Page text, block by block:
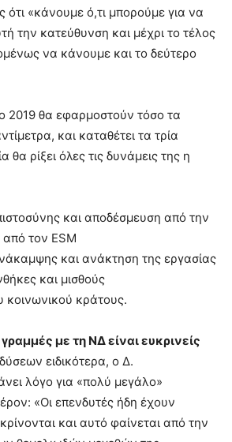
«κάνουμε ό,τι μπορούμε για να
την κατεύθυνση και μέχρι το τέλος
να κάνουμε και το δεύτερο
2019 θα εφαρμοστούν τόσο τα
και καταθέτει τα τρία
θα ρίξει όλες τις δυνάμεις της η
και αποδέσμευση από την
τον ΕSM
και ανάκτηση της εργασίας
και μισθούς
κοινωνικού κράτους.
με τη ΝΔ είναι ευκρινείς
ειδικότερα, ο Δ.
λόγο για «πολύ μεγάλο»
«Οι επενδυτές ήδη έχουν
και αυτό φαίνεται από την